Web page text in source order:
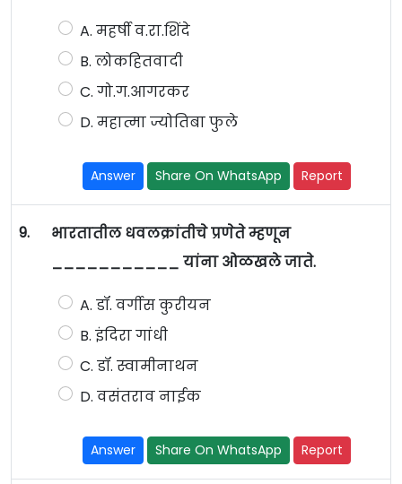
A. महर्षी व.रा.शिंदे
B. लोकहितवादी
C. गो.ग.आगरकर
D. महात्मा ज्योतिबा फुले
Answer Share On WhatsApp Report
9.
भारतातील धवलक्रांतीचे प्रणेते म्हणून
___________ यांना ओळखले जाते.
A. डॉ. वर्गीस कुरीयन
B. इंदिरा गांधी
C. डॉ. स्वामीनाथन
D. वसंतराव नाईक
Answer Share On WhatsApp Report